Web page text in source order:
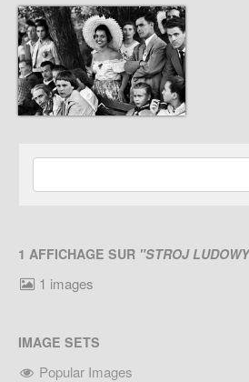
1 AFFICHAGE SUR "STROJ
1 images
IMAGE SETS
Popular Images